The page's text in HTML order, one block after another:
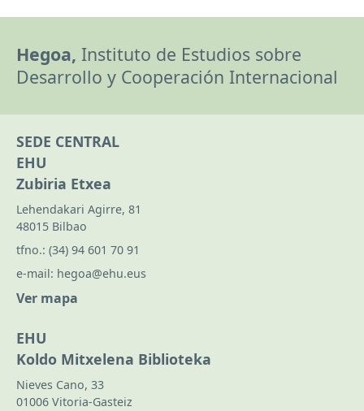
Hegoa, Instituto de Estudios sobre
Desarrollo y Cooperación Internacional
SEDE CENTRAL
EHU
Zubiria Etxea
Lehendakari Agirre, 81
48015 Bilbao
tfno.: (34) 94 601 70 91
e-mail: hegoa@ehu.eus
Ver mapa
EHU
Koldo Mitxelena Biblioteka
Nieves Cano, 33
01006 Vitoria-Gasteiz